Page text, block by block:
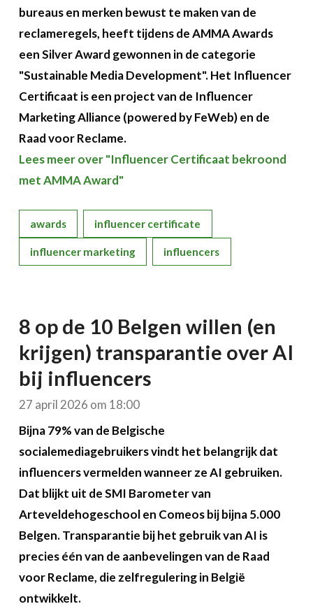
bureaus en merken bewust te maken van de
reclameregels, heeft tijdens de AMMA Awards
een Silver Award gewonnen in de categorie
"Sustainable Media Development". Het Influencer
Certificaat is een project van de Influencer
Marketing Alliance (powered by FeWeb) en de
Raad voor Reclame.
Lees meer over "Influencer Certificaat bekroond
met AMMA Award"
awards influencer certificate
influencer marketing influencers
8 op de 10 Belgen willen (en
krijgen) transparantie over AI
bij influencers
27 april 2026 om 18:00
Bijna 79% van de Belgische
socialemediagebruikers vindt het belangrijk dat
influencers vermelden wanneer ze AI gebruiken.
Dat blijkt uit de SMI Barometer van
Arteveldehogeschool en Comeos bij bijna 5.000
Belgen. Transparantie bij het gebruik van AI is
precies één van de aanbevelingen van de Raad
voor Reclame, die zelfregulering in België
ontwikkelt.